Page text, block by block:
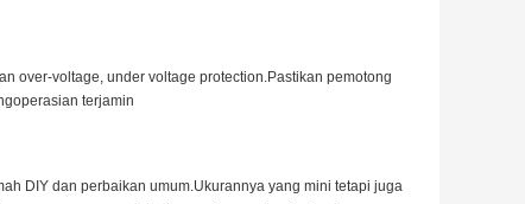
over-voltage, under voltage protection.Pastikan pemotong
terjamin
DIY dan perbaikan umum.Ukurannya yang mini tetapi juga